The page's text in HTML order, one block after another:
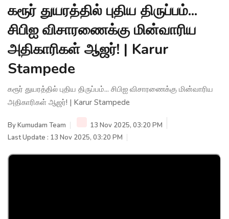
கரூர் துயரத்தில் புதிய திருப்பம்...
சிபிஐ விசாரணைக்கு மின்வாரிய
அதிகாரிகள் ஆஜர்! | Karur
Stampede
கரூர் துயரத்தில் புதிய திருப்பம்... சிபிஐ விசாரணைக்கு மின்வாரிய
அதிகாரிகள் ஆஜர்! | Karur Stampede
ByKumudam Team
13 Nov 2025, 03:20 PM
Last Update : 13 Nov 2025, 03:20 PM